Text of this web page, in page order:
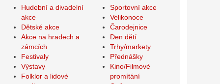
Hudební a divadelní
akce
Dětské akce
Akce na hradech a
zámcích
Festivaly
Výstavy
Folklor a lidové
Sportovní akce
Velikonoce
Čarodejnice
Den dětí
Trhy/markety
Přednášky
Kino/Filmové
promítání